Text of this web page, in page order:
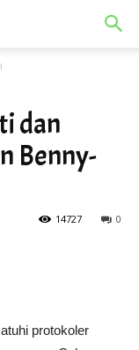
dan
Benny-
0
14727
protokoler